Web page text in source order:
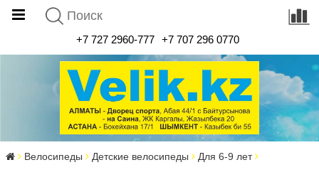
+7 727 2960-777 +7 707 296 0770
Велосипеды Детские велосипеды Для 6-9 лет